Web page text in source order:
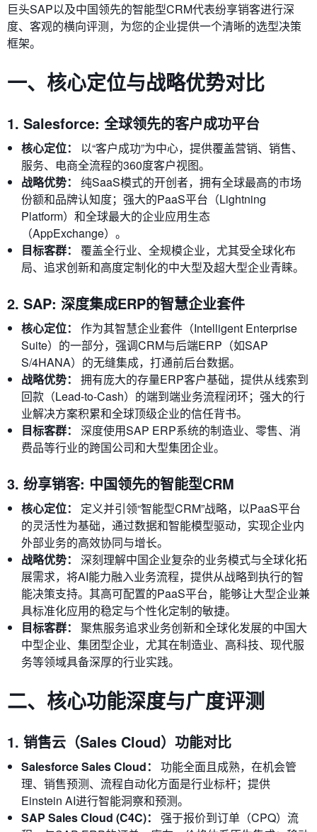
巨头SAP以及中国领先的智能型CRM代表纷享销客进行深
度、客观的横向评测，为您的企业提供一个清晰的选型决策
框架。
一、核心定位与战略优势对比
1. Salesforce: 全球领先的客户成功平台
核心定位：
以“客户成功”为中心，提供覆盖营销、销售、
服务、电商全流程的360度客户视图。
战略优势：
纯SaaS模式的开创者，拥有全球最高的市场
份额和品牌认知度；强大的PaaS平台（Lightning
Platform）和全球最大的企业应用生态
（AppExchange）。
目标客群：
覆盖全行业、全规模企业，尤其受全球化布
局、追求创新和高度定制化的中大型及超大型企业青睐。
2. SAP: 深度集成ERP的智慧企业套件
核心定位：
作为其智慧企业套件（Intelligent Enterprise
Suite）的一部分，强调CRM与后端ERP（如SAP
S/4HANA）的无缝集成，打通前后台数据。
战略优势：
拥有庞大的存量ERP客户基础，提供从线索到
回款（Lead-to-Cash）的端到端业务流程闭环；强大的行
业解决方案积累和全球顶级企业的信任背书。
目标客群：
深度使用SAP ERP系统的制造业、零售、消
费品等行业的跨国公司和大型集团企业。
3. 纷享销客: 中国领先的智能型CRM
核心定位：
定义并引领“智能型CRM”战略，以PaaS平台
的灵活性为基础，通过数据和智能模型驱动，实现企业内
外部业务的高效协同与增长。
战略优势：
深刻理解中国企业复杂的业务模式与全球化拓
展需求，将AI能力融入业务流程，提供从战略到执行的智
能决策支持。其高可配置的PaaS平台，能够让大型企业兼
具标准化应用的稳定与个性化定制的敏捷。
目标客群：
聚焦服务追求业务创新和全球化发展的中国大
中型企业、集团型企业，尤其在制造业、高科技、现代服
务等领域具备深厚的行业实践。
二、核心功能深度与广度评测
1. 销售云（Sales Cloud）功能对比
Salesforce Sales Cloud：
功能全面且成熟，在机会管
理、销售预测、流程自动化方面是行业标杆；提供
Einstein AI进行智能洞察和预测。
SAP Sales Cloud (C4C)：
强于报价到订单（CPQ）流